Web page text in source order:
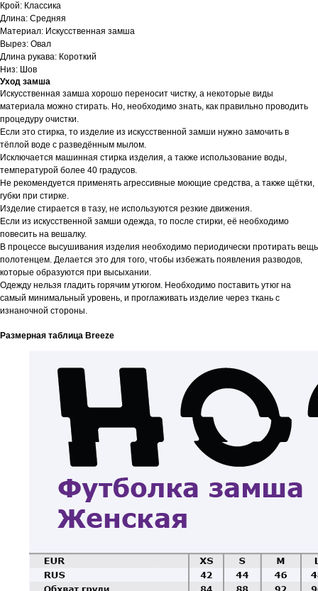
Крой: Классика
Длина: Средняя
Материал: Искусственная замша
Вырез: Овал
Длина рукава: Короткий
Низ: Шов
Уход замша
Искусственная замша хорошо переносит чистку, а некоторые виды
материала можно стирать. Но, необходимо знать, как правильно проводить
процедуру очистки.
Если это стирка, то изделие из искусственной замши нужно замочить в
тёплой воде с разведённым мылом.
Исключается машинная стирка изделия, а также использование воды,
температурой более 40 градусов.
Не рекомендуется применять агрессивные моющие средства, а также щётки,
губки при стирке.
Изделие стирается в тазу, не используются резкие движения.
Если из искусственной замши одежда, то после стирки, её необходимо
повесить на вешалку.
В процессе высушивания изделия необходимо периодически протирать вещь
полотенцем. Делается это для того, чтобы избежать появления разводов,
которые образуются при высыхании.
Одежду нельзя гладить горячим утюгом. Необходимо поставить утюг на
самый минимальный уровень, и проглаживать изделие через ткань с
изнаночной стороны.
Размерная таблица Breeze